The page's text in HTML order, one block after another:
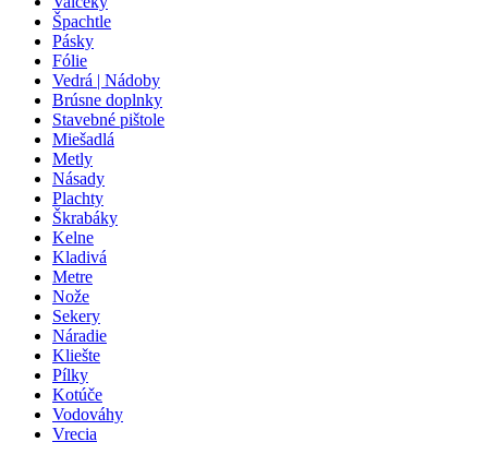
Špachtle
Pásky
Fólie
Vedrá | Nádoby
Brúsne doplnky
Stavebné pištole
Miešadlá
Metly
Násady
Plachty
Škrabáky
Kelne
Kladivá
Metre
Nože
Sekery
Náradie
Kliešte
Pílky
Kotúče
Vodováhy
Vrecia